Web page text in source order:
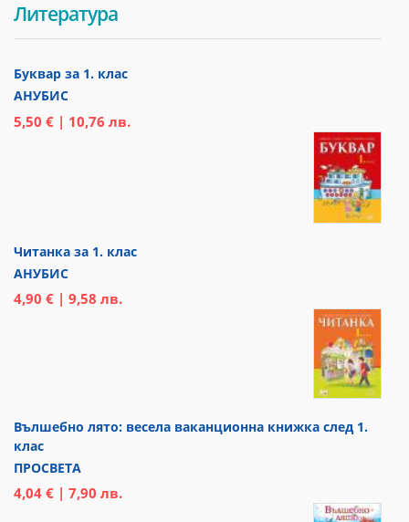
Литература
Буквар за 1. клас
АНУБИС
5,50 € | 10,76 лв.
Читанка за 1. клас
АНУБИС
4,90 € | 9,58 лв.
Вълшебно лято: весела ваканционна книжка след 1.
клас
ПРОСВЕТА
4,04 € | 7,90 лв.